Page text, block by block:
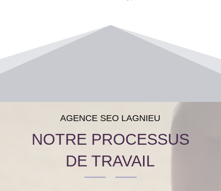
AGENCE SEO LAGNIEU
NOTRE PROCESSUS
DE TRAVAIL